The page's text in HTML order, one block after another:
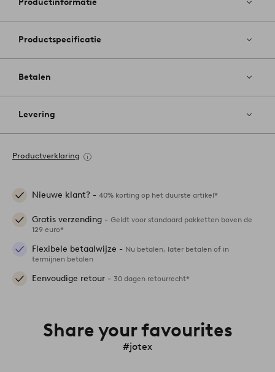
Productinformatie
Productspecificatie
Betalen
Levering
Productverklaring
Nieuwe klant? - 40% korting op het duurste artikel*
Gratis verzending - Geldt voor standaard pakketten boven de
129 euro*
Flexibele betaalwijze - Nu betalen, later betalen of in
termijnen betalen
Eenvoudige retour - 30 dagen retourrecht*
Share your favourites
#jotex